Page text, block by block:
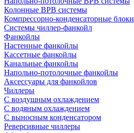
Колонные ВРВ системы
Компрессорно-конденсаторные блоки
Системы чиллер-фанкойл
Фанкойлы
Настенные фанкойлы
Кассетные фанкойлы
Канальные фанкойлы
Напольно-потолочные фанкойлы
Аксессуары для фанкойлов
Чиллеры
С воздушным охлаждением
С водяным охлаждением
С выносным конденсатором
Реверсивные чиллеры